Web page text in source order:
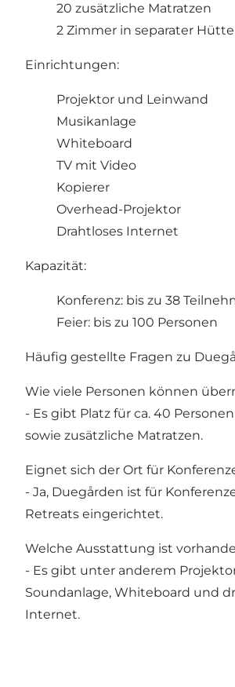
20 zusätzliche Matratzen
2 Zimmer in separater Hütte
Einrichtungen:
Projektor und Leinwand
Musikanlage
Whiteboard
TV mit Video
Kopierer
Overhead-Projektor
Drahtloses Internet
Kapazität:
Konferenz: bis zu 38
Feier: bis zu 100 Personen
Häufig gestellte Fragen zu
Wie viele Personen können
- Es gibt Platz für ca. 40
sowie zusätzliche Matratzen.
Eignet sich der Ort für
- Ja, Duegården ist für
Retreats eingerichtet.
Welche Ausstattung ist
- Es gibt unter anderem
Soundanlage, Whiteboard und
Internet.